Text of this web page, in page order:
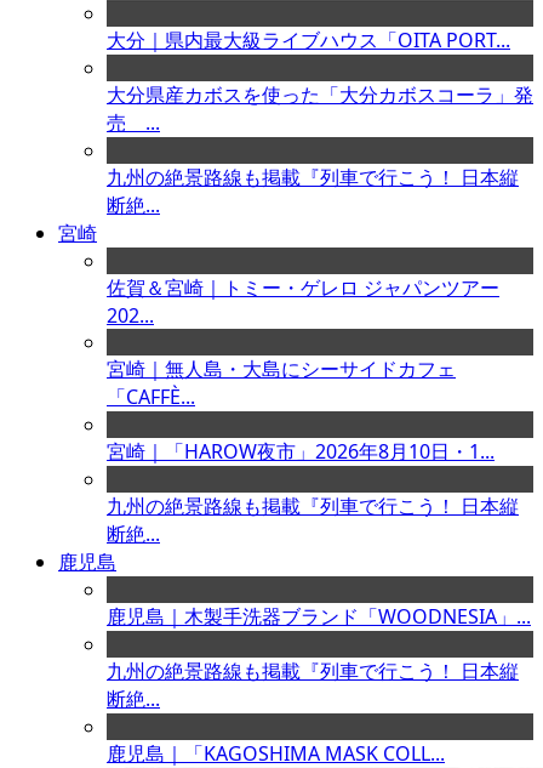
大分｜県内最大級ライブハウス「OITA PORT...
大分県産カボスを使った「大分カボスコーラ」発
売 ...
九州の絶景路線も掲載『列車で行こう！ 日本縦
断絶...
宮崎
佐賀＆宮崎｜トミー・ゲレロ ジャパンツアー
202...
宮崎｜無人島・大島にシーサイドカフェ
「CAFFÈ...
宮崎｜「HAROW夜市」2026年8月10日・1...
九州の絶景路線も掲載『列車で行こう！ 日本縦
断絶...
鹿児島
鹿児島｜木製手洗器ブランド「WOODNESIA」...
九州の絶景路線も掲載『列車で行こう！ 日本縦
断絶...
鹿児島｜「KAGOSHIMA MASK COLL...